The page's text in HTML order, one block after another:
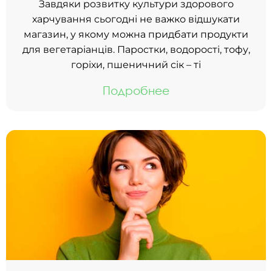
Завдяки розвитку культури здорового
харчування сьогодні не важко відшукати
магазин, у якому можна придбати продукти
для вегетаріанців. Паростки, водорості, тофу,
горіхи, пшеничний сік – ті
Подробнее